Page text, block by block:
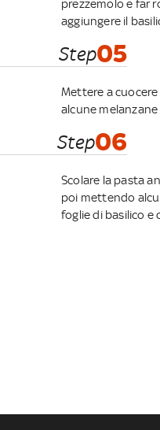
prezzemolo e far
aggiungere il
Step05
Mettere a
alcune melanzane
Step06
Scolare la pasta
poi mettendo
foglie di basilico e